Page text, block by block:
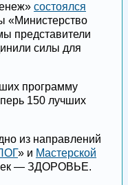
состоялся
«Министерство
представители
силы для
программу
150 лучших
из направлений
» и Мастерской
— ЗДОРОВЬЕ.